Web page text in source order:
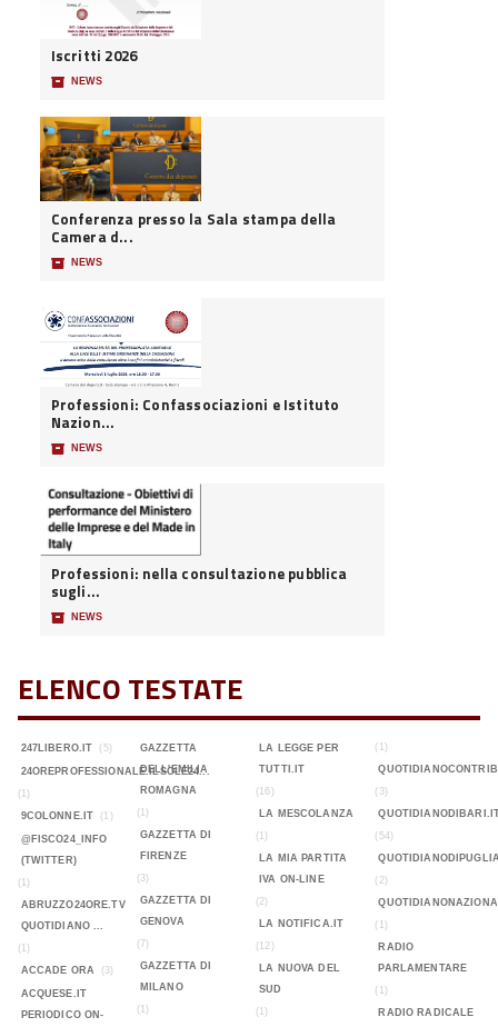
Iscritti 2026
📦 NEWS
Conferenza presso la Sala stampa della
Camera d...
📦 NEWS
Professioni: Confassociazioni e Istituto
Nazion...
📦 NEWS
Professioni: nella consultazione pubblica
sugli...
📦 NEWS
ELENCO TESTATE
247LIBERO.IT (5)
24OREPROFESSIONALE.ILSOLE24...
(1)
9COLONNE.IT
(1)
@FISCO24_INFO
(TWITTER)
(1)
ABRUZZO24ORE.TV
QUOTIDIANO ...
(1)
ACCADE ORA
(3)
ACQUESE.IT
PERIODICO ON-
GAZZETTA
DELL'EMILIA
ROMAGNA
(1)
GAZZETTA DI
FIRENZE
(3)
GAZZETTA DI
GENOVA
(7)
GAZZETTA DI
MILANO
(1)
LA LEGGE PER
TUTTI.IT
(16)
LA MESCOLANZA
(1)
LA MIA PARTITA
IVA ON-LINE
(2)
LA NOTIFICA.IT
(12)
LA NUOVA DEL
SUD
(1)
(1)
(3)
(54)
(2)
(1)
RADIO
PARLAMENTARE
(1)
RADIO RADICALE